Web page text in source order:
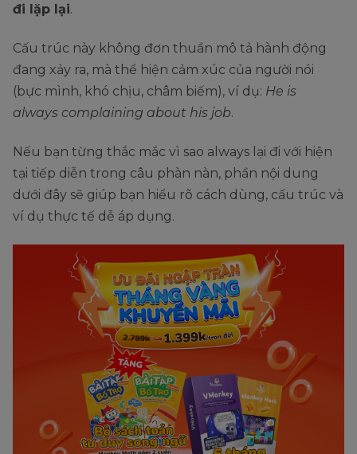
đi lặp lại.
Cấu trúc này không đơn thuần mô tả hành động
đang xảy ra, mà thể hiện cảm xúc của người nói
(bực mình, khó chịu, châm biếm), ví dụ: He is
always complaining about his job.
Nếu bạn từng thắc mắc vì sao always lại đi với hiện
tại tiếp diễn trong câu phàn nàn, phần nội dung
dưới đây sẽ giúp bạn hiểu rõ cách dùng, cấu trúc và
ví dụ thực tế dễ áp dụng.